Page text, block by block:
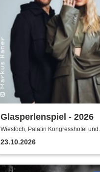
Glasperlenspiel - 2026
Wiesloch, Palatin Kongresshotel und
Kulturzentrum
23.10.2026